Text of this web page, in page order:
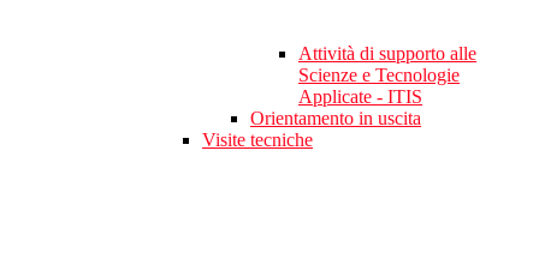
Attività di supporto alle
Scienze e Tecnologie
Applicate - ITIS
Orientamento in uscita
Visite tecniche